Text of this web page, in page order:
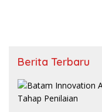
Berita Terbaru